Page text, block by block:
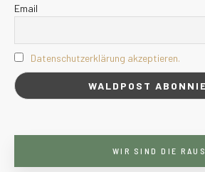
Email
Datenschutzerklärung akzeptieren.
WIR SIND DIE RAUS